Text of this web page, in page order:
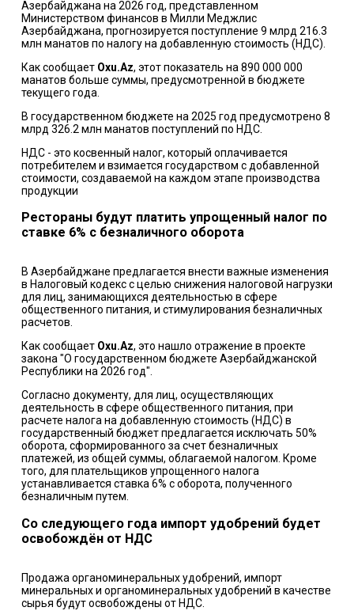
Азербайджана на 2026 год, представленном
Министерством финансов в Милли Меджлис
Азербайджана, прогнозируется поступление 9 млрд 216.3
млн манатов по налогу на добавленную стоимость (НДС).
Как сообщает Oxu.Az, этот показатель на 890 000 000
манатов больше суммы, предусмотренной в бюджете
текущего года.
В государственном бюджете на 2025 год предусмотрено 8
млрд 326.2 млн манатов поступлений по НДС.
НДС - это косвенный налог, который оплачивается
потребителем и взимается государством с добавленной
стоимости, создаваемой на каждом этапе производства
продукции
Рестораны будут платить упрощенный налог по
ставке 6% с безналичного оборота
В Азербайджане предлагается внести важные изменения
в Налоговый кодекс с целью снижения налоговой нагрузки
для лиц, занимающихся деятельностью в сфере
общественного питания, и стимулирования безналичных
расчетов.
Как сообщает Oxu.Az, это нашло отражение в проекте
закона "О государственном бюджете Азербайджанской
Республики на 2026 год".
Согласно документу, для лиц, осуществляющих
деятельность в сфере общественного питания, при
расчете налога на добавленную стоимость (НДС) в
государственный бюджет предлагается исключать 50%
оборота, сформированного за счет безналичных
платежей, из общей суммы, облагаемой налогом. Кроме
того, для плательщиков упрощенного налога
устанавливается ставка 6% с оборота, полученного
безналичным путем.
Со следующего года импорт удобрений будет
освобождён от НДС
Продажа органоминеральных удобрений, импорт
минеральных и органоминеральных удобрений в качестве
сырья будут освобождены от НДС.